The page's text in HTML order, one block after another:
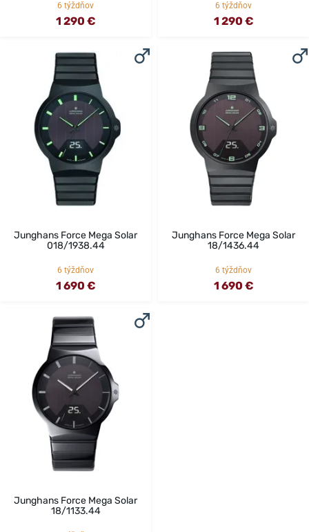
6 týždňov
1 290 €
6 týždňov
1 290 €
Junghans Force Mega Solar
018/1938.44
6 týždňov
1 690 €
Junghans Force Mega Solar
18/1436.44
6 týždňov
1 690 €
Junghans Force Mega Solar
18/1133.44